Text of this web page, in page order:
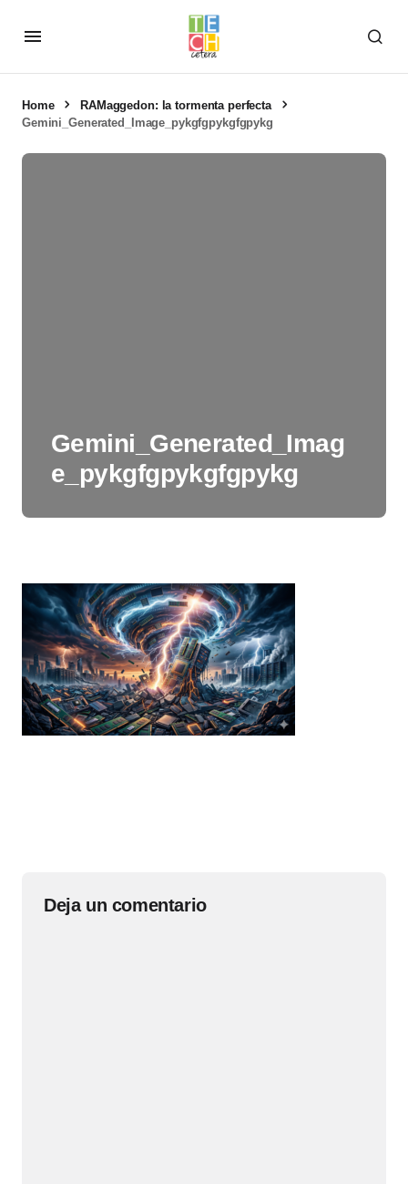
Home
RAMaggedon: la tormenta perfecta
Gemini_Generated_Image_pykgfgpykgfgpykg
Gemini_Generated_Imag
e_pykgfgpykgfgpykg
Deja un comentario